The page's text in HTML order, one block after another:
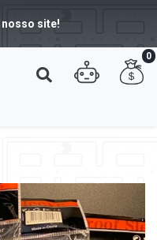
site!
0